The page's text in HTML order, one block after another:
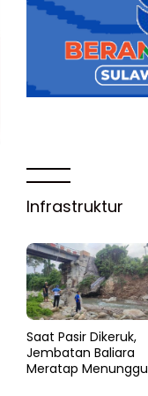
Infrastruktur
Saat Pasir Dikeruk,
Jembatan Baliara
Meratap Menunggu